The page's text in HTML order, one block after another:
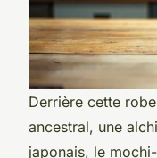
Derrière cette
ancestral, une
japonais, le